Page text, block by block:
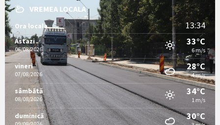
VREMEA LOCALA
Ora locala 13:34
Astazi
06/08/2026
33°C
6 m/s
vineri
07/08/2026
28°C
4 m/s
sâmbătă
08/08/2026
34°C
1 m/s
duminică 30°C